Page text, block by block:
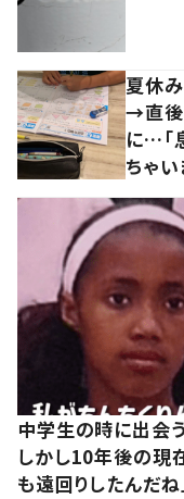
夏休
→直後
に…「
ちゃ
中学生の時に出会
しかし10年後の現
も遠回りしたんだね